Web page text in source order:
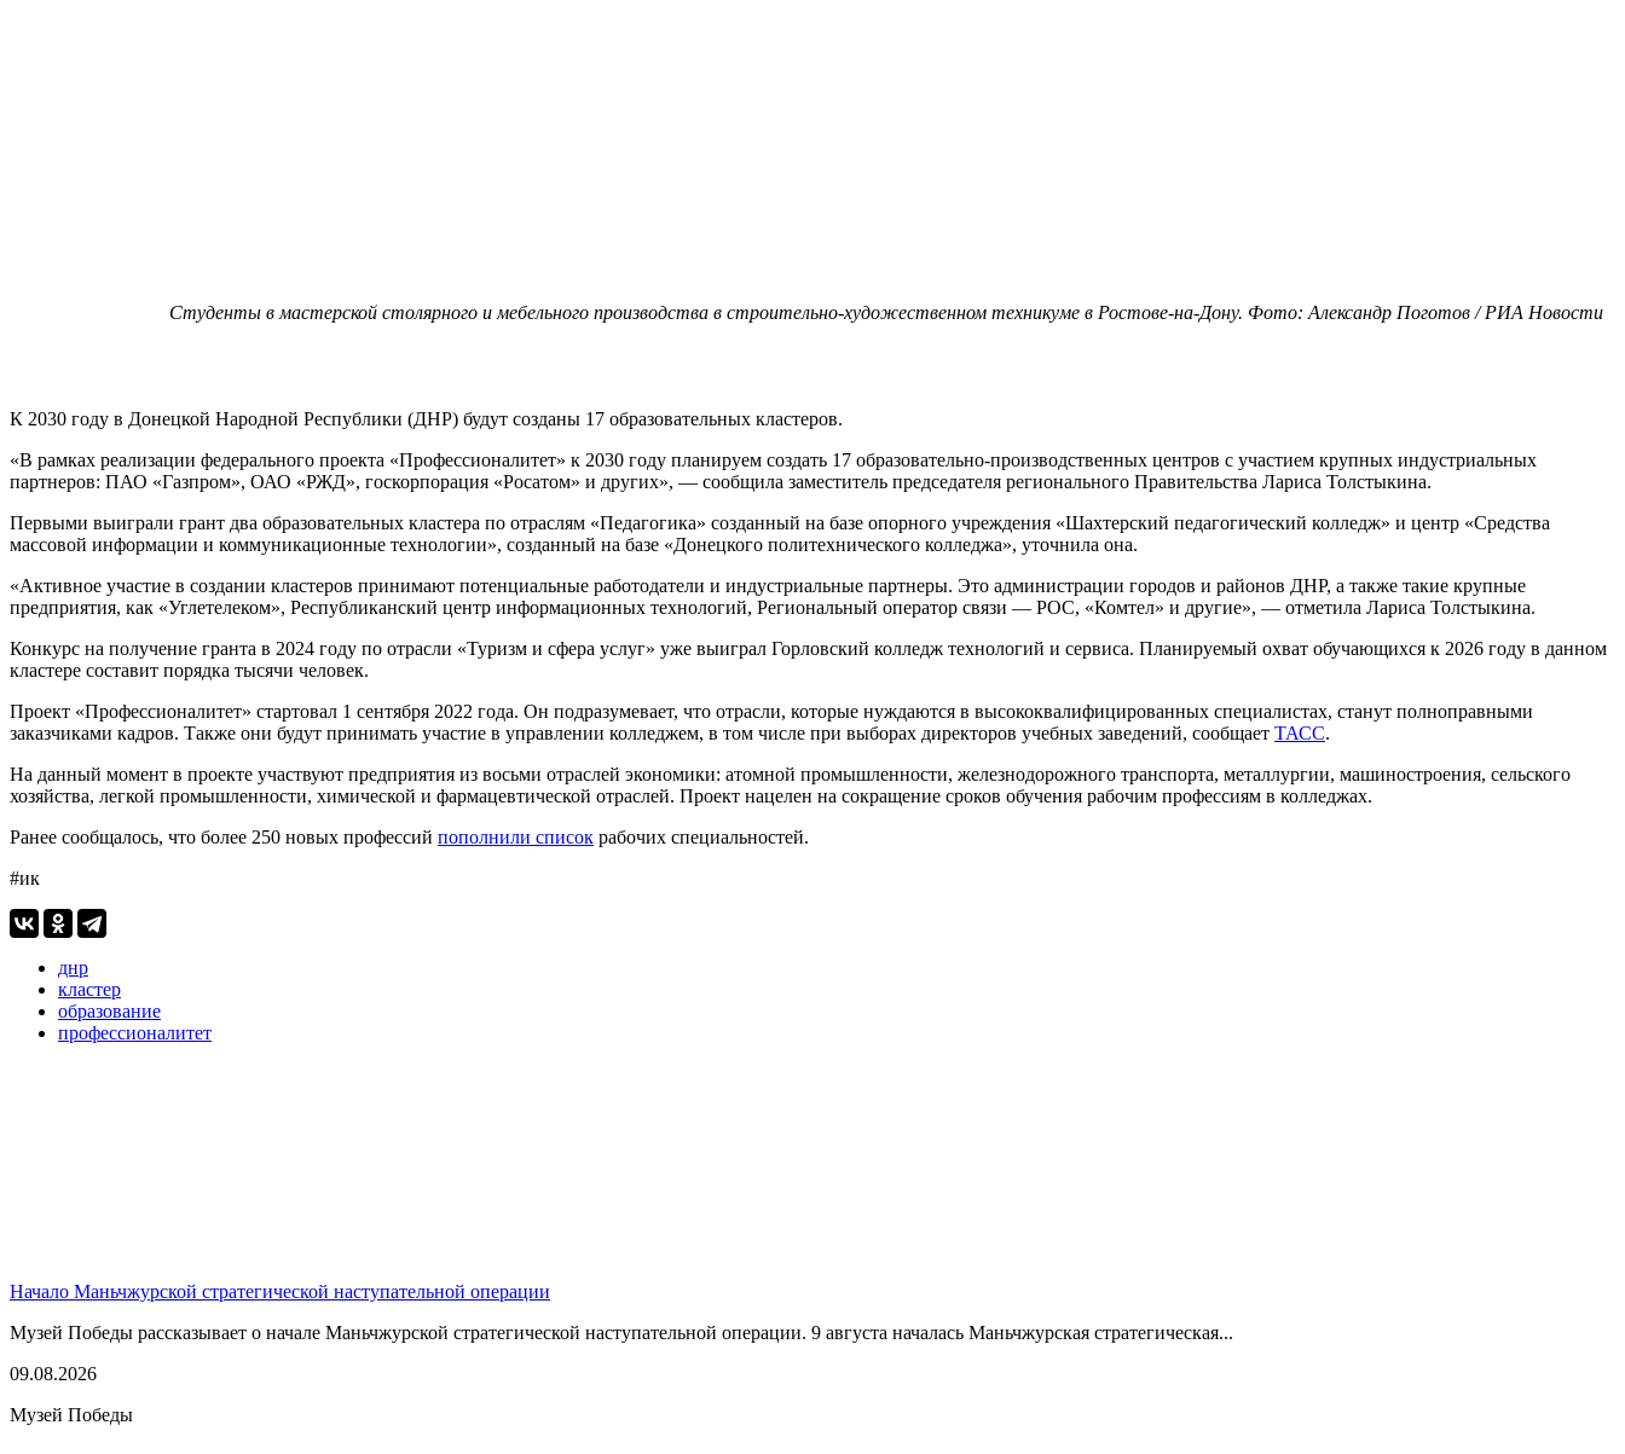
Студенты в мастерской столярного и мебельного производства в строительно-художественном техникуме в Ростове-на-Дону. Фото: Александр Поготов / РИА Новости
К 2030 году в Донецкой Народной Республики (ДНР) будут созданы 17 образовательных кластеров.
«В рамках реализации федерального проекта «Профессионалитет» к 2030 году планируем создать 17 образовательно-производственных центров с участием крупных индустриальных
партнеров: ПАО «Газпром», ОАО «РЖД», госкорпорация «Росатом» и других», — сообщила заместитель председателя регионального Правительства Лариса Толстыкина.
Первыми выиграли грант два образовательных кластера по отраслям «Педагогика» созданный на базе опорного учреждения «Шахтерский педагогический колледж» и центр «Средства
массовой информации и коммуникационные технологии», созданный на базе «Донецкого политехнического колледжа», уточнила она.
«Активное участие в создании кластеров принимают потенциальные работодатели и индустриальные партнеры. Это администрации городов и районов ДНР, а также такие крупные
предприятия, как «Углетелеком», Республиканский центр информационных технологий, Региональный оператор связи — РОС, «Комтел» и другие», — отметила Лариса Толстыкина.
Конкурс на получение гранта в 2024 году по отрасли «Туризм и сфера услуг» уже выиграл Горловский колледж технологий и сервиса. Планируемый охват обучающихся к 2026 году в данном
кластере составит порядка тысячи человек.
Проект «Профессионалитет» стартовал 1 сентября 2022 года. Он подразумевает, что отрасли, которые нуждаются в высококвалифицированных специалистах, станут полноправными
заказчиками кадров. Также они будут принимать участие в управлении колледжем, в том числе при выборах директоров учебных заведений, сообщает ТАСС.
На данный момент в проекте участвуют предприятия из восьми отраслей экономики: атомной промышленности, железнодорожного транспорта, металлургии, машиностроения, сельского
хозяйства, легкой промышленности, химической и фармацевтической отраслей. Проект нацелен на сокращение сроков обучения рабочим профессиям в колледжах.
Ранее сообщалось, что более 250 новых профессий пополнили список рабочих специальностей.
#ик
днр
кластер
образование
профессионалитет
Начало Маньчжурской стратегической наступательной операции
Музей Победы рассказывает о начале Маньчжурской стратегической наступательной операции. 9 августа началась Маньчжурская стратегическая...
09.08.2026
Музей Победы